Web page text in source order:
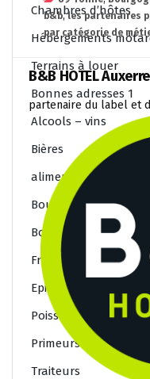
Chambres d’hôtes
Hébergements
Terrains à louer
Bonnes adresses 1
Alcools – vins
Bières
alimentation de
Bouchers /
Boulangers /
Fromagers
Epiceries fine
Poissoniers
Primeurs
Traiteurs
b&b,les partenaires
par catégorie de
B&B HOTEL
partenaire du label et